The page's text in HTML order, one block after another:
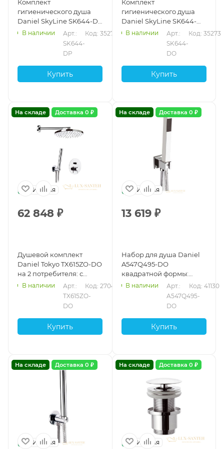
Комплект
гигиенического душа
Daniel SkyLine SK644-DP
квадратной формы, с
прогрессивным
В наличии
Арт.:
SK644-
DP
Код: 35274
Купить
Комплект
гигиенического душа
Daniel SkyLine SK644-
DO квадратной формы, с
прогрессивным
картриджем, золото
В наличии
Арт.:
SK644-
DO
Код: 35273
Купить
На складе Доставка 0 ₽
Италия
62 848 ₽
Душевой комплект
Daniel Tokyo TX615ZO-DO
на 2 потребителя: с
кронштейном 30 см и
круглым верхним душем
В наличии
Арт.:
TX615ZO-
DO
Код: 27049
Купить
На складе Доставка 0 ₽
Италия
13 619₽
Набор для душа Daniel
A547Q495-DO
квадратной формы:
лейка, шланг, держатель
с водотводом, золото
В наличии
Арт.:
A547Q495-
DO
Код: 41130
Купить
На складе Доставка 0 ₽
Италия
На складе Доставка 0 ₽
Италия